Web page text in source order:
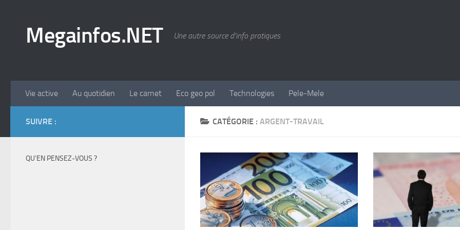
Megainfos.NET Une autre source d'info pratiques
Vie active Au quotidien Le carnet Eco geo pol Technologies Pele-Mele
CATÉGORIE : ARGENT-TRAVAIL
SUIVRE :
QU’EN PENSEZ-VOUS ?